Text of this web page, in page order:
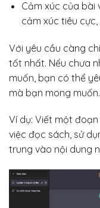
Cảm xúc của bài
cảm xúc tiêu
Với yêu cầu càng
tốt nhất. Nếu chưa
muốn, bạn có thể
mà bạn mong muốn.
Ví dụ: Viết một
việc đọc sách, sử
trung vào nội dung